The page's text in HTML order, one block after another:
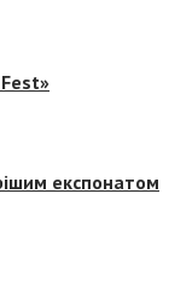
експонатом